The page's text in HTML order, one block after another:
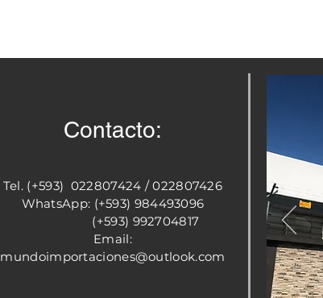
Contacto:
Tel. (+593) 022807424 / 022807426
WhatsApp: (+593) 984493096
(+593) 992704817
Email:
mundoimportaciones@outlook.com